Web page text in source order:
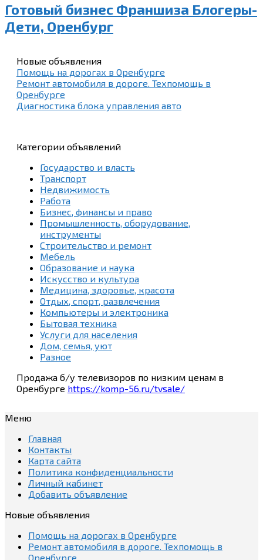
Готовый бизнес Франшиза Блогеры-
Дети, Оренбург
Новые объявления
Помощь на дорогах в Оренбурге
Ремонт автомобиля в дороге. Техпомощь в
Оренбурге
Диагностика блока управления авто
Категории объявлений
Государство и власть
Транспорт
Недвижимость
Работа
Бизнес, финансы и право
Промышленность, оборудование,
инструменты
Строительство и ремонт
Мебель
Образование и наука
Искусство и культура
Медицина, здоровье, красота
Отдых, спорт, развлечения
Компьютеры и электроника
Бытовая техника
Услуги для населения
Дом, семья, уют
Разное
Продажа б/у телевизоров по низким ценам в
Оренбурге https://komp-56.ru/tvsale/
Меню
Главная
Контакты
Карта сайта
Политика конфиденциальности
Личный кабинет
Добавить объявление
Новые объявления
Помощь на дорогах в Оренбурге
Ремонт автомобиля в дороге. Техпомощь в
Оренбурге